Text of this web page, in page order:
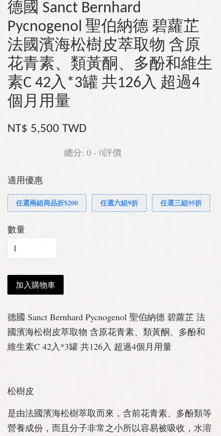
德國 Sanct Bernhard
Pycnogenol 聖伯納德 碧蘿芷
法國濱海松樹皮萃取物 含原
花青素、類黃酮、多酚和維生
素C 42入*3罐 共126入 超過4
個月用量
NT$ 5,500 TWD
總分: 0 - 0評價
適用優惠
任選兩組商品折$200 任選六組9折 任選三組95折
數量
加入購物車
德國 Sanct Bernhard Pycnogenol 聖伯納德 碧蘿芷 法
國濱海松樹皮萃取物 含原花青素、類黃酮、多酚和
維生素C 42入*3罐 共126入 超過4個月用量
松樹皮
是由法國濱海松樹萃取而來，含前花青素、多酚類等
營養成份，而且分子非常之小所以容易被吸收，水溶